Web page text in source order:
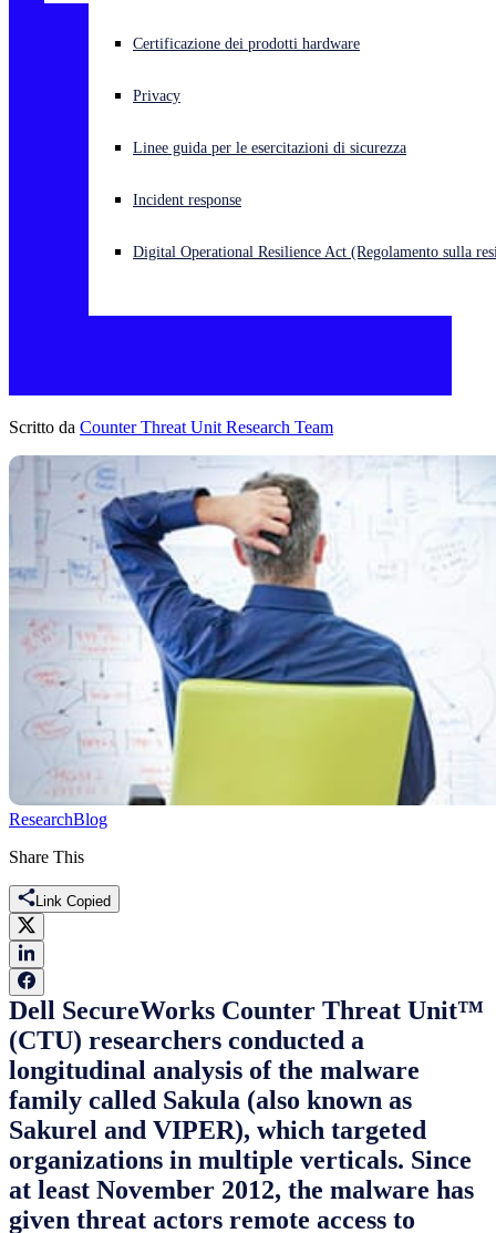
Cyberattacco in corso? Ottieni assistenza immediata
Open language switcher
Certificazione dei prodotti hardware
Privacy
Linee guida per le esercitazioni di sicurezza
Incident response
Digital Operational Resilience Act (Regolamento sulla
Scritto da Counter Threat Unit Research Team
ResearchBlog
Share This
Link Copied
Dell SecureWorks Counter Threat Unit™
(CTU) researchers conducted a
longitudinal analysis of the malware
family called Sakula (also known as
Sakurel and VIPER), which targeted
organizations in multiple verticals. Since
at least November 2012, the malware has
given threat actors remote access to